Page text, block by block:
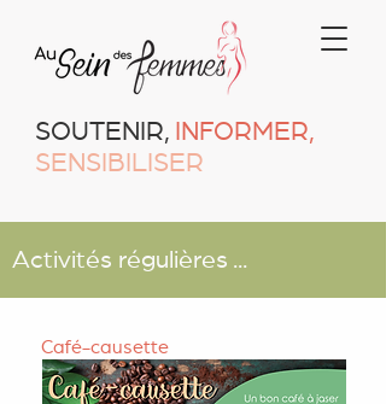
SOUTENIR, INFORMER,
SENSIBILISER
Activités régulières ...
Café-causette